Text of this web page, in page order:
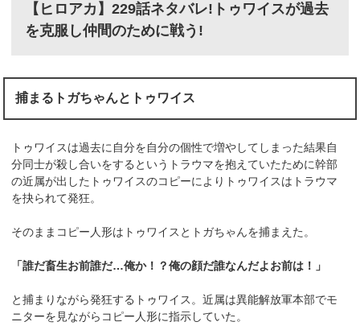
【ヒロアカ】229話ネタバレ!トゥワイスが過去
を克服し仲間のために戦う!
捕まるトガちゃんとトゥワイス
トゥワイスは過去に自分を自分の個性で増やしてしまった結果自
分同士が殺し合いをするというトラウマを抱えていたために幹部
の近属が出したトゥワイスのコピーによりトゥワイスはトラウマ
を抉られて発狂。
そのままコピー人形はトゥワイスとトガちゃんを捕まえた。
「誰だ畜生お前誰だ…俺か！？俺の顔だ誰なんだよお前は！」
と捕まりながら発狂するトゥワイス。近属は異能解放軍本部でモ
ニターを見ながらコピー人形に指示していた。